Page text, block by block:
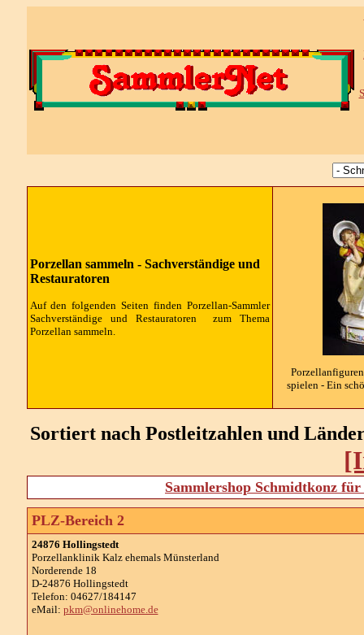
Porzellan sammeln - Sachverständige und
Restauratoren
Auf den folgenden Seiten finden Porzellan-Sammler
Sachverständige und Restauratoren zum Thema
Porzellan sammeln.
spielen - Ein
Sortiert nach Postleitzahlen und
Sammlershop Schmidtkonz
PLZ-Bereich 2
24876 Hollingstedt
Porzellanklinik Kalz ehemals Münsterland
Norderende 18
D-24876 Hollingstedt
Telefon: 04627/184147
eMail: pkm@onlinehome.de